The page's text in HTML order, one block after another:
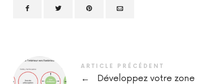
ARTICLE PRÉCÉDENT
←
Développez votre zone